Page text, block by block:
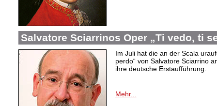
Salvatore Sciarrinos Oper „Ti vedo, ti
Im Juli hat die an der Scala
perdo“ von Salvatore Sciarrino
ihre deutsche Erstaufführung.
Mehr...